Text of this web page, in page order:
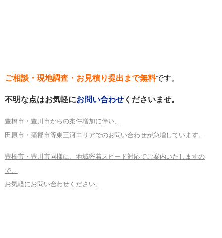
ご相談・現地調査・お見積り提出まで無料です。
不明な点はお気軽にお問い合わせ くださいませ。
豊橋市・豊川市からの案件増加に伴い、
田原市・蒲郡市等東三河エリアでのお問い合わせが急増しています。
豊橋市・豊川市同様に、地域密着スピード対応でご案内いたしますの
で、
お気軽にお問い合わせください。